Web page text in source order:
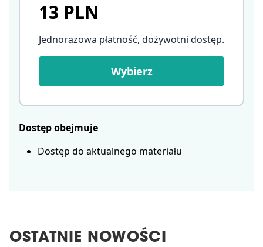
13 PLN
Jednorazowa płatność, dożywotni dostęp.
Wybierz
Dostęp obejmuje
Dostęp do aktualnego materiału
OSTATNIE NOWOŚCI